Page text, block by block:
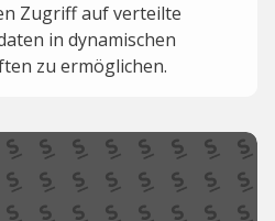
Zugriff auf verteilte
in dynamischen
zu ermöglichen.